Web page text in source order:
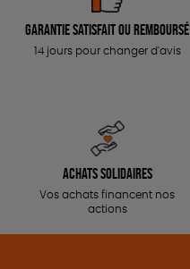
Garantie satisfait ou remboursé
14 jours pour changer d'avis
Achats solidaires
Vos achats financent nos
actions